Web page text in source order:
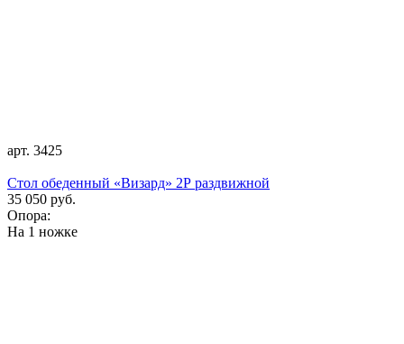
арт. 3425
Стол обеденный «Визард» 2Р раздвижной
35 050 руб.
Опора:
На 1 ножке